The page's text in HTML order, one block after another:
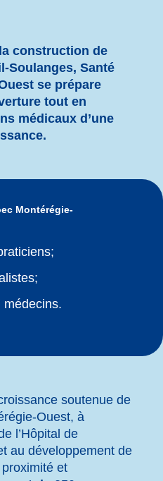
construction de
Soulanges, Santé
se prépare
tout en
médicaux d’une
Montérégie-
médecins.
soutenue de
Ouest, à
l’Hôpital de
au développement de
et